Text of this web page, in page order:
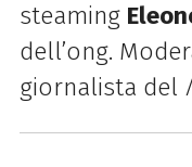
steaming
dell’ong.
giornalista del